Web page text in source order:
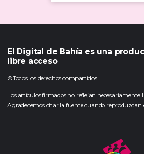
El Digital de Bahía es una
libre acceso
©Todos los derechos compartidos.
Los artículos firmados no reflejan necesariamente
Agradecemos citar la fuente cuando reproduzcan